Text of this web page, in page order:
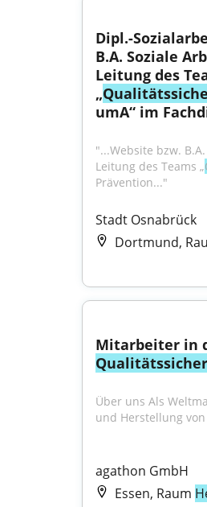
Dipl.-
B.A. Soziale
Leitung des
„
umA“ im
"...Website bzw.
Leitung des Teams „
Prävention..."
Stadt Osnabrück
Dortmund,
Über uns Als
und Herstellung
agathon GmbH
Essen, Raum